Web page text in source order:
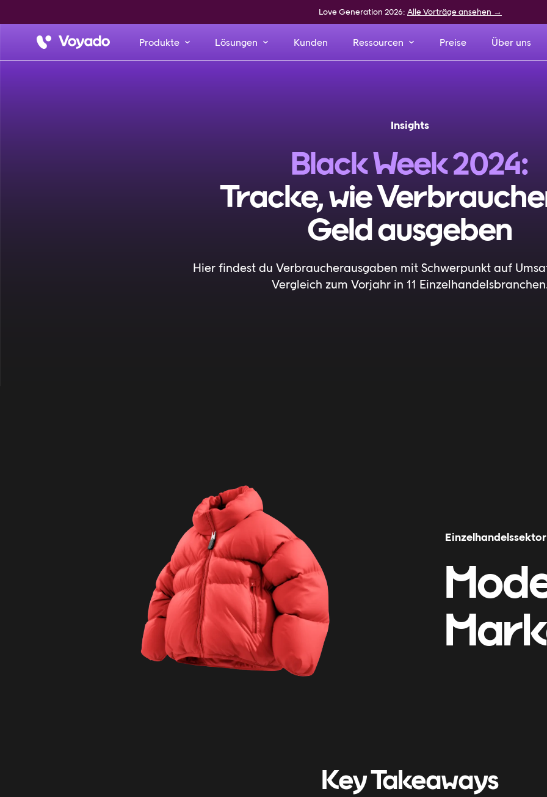
Love Generation 2026: Alle Vorträge ansehen →
Produkte Lösungen Kunden Ressourcen Preise Über uns
Insights
Black Week 2024:
Tracke, wie
Geld ausgeben
Hier findest du Verbraucherausgaben mit Schwerpunkt auf
Vergleich zum Vorjahr in 11
Einzelhandelssektor
Key Takeaways